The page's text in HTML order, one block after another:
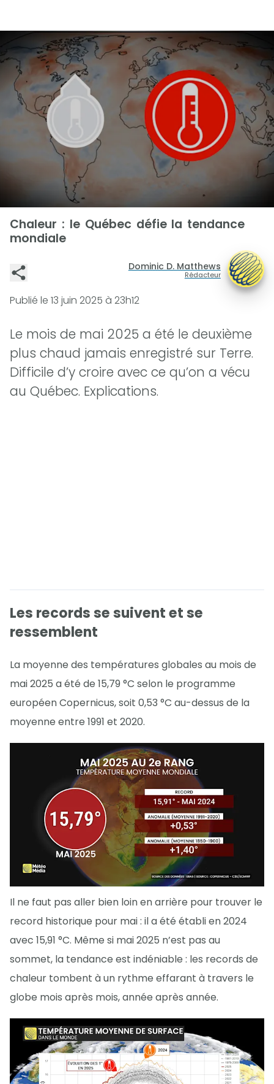
Chaleur : le Québec défie la tendance
mondiale
Dominic D. Matthews
Rédacteur
Publié le 13 juin 2025 à 23h12
Le mois de mai 2025 a été le deuxième
plus chaud jamais enregistré sur Terre.
Difficile d’y croire avec ce qu’on a vécu
au Québec. Explications.
Les records se suivent et se
ressemblent
La moyenne des températures globales au mois de
mai 2025 a été de 15,79 °C selon le programme
européen Copernicus, soit 0,53 °C au-dessus de la
moyenne entre 1991 et 2020.
Il ne faut pas aller bien loin en arrière pour trouver le
record historique pour mai : il a été établi en 2024
avec 15,91 °C. Même si mai 2025 n’est pas au
sommet, la tendance est indéniable : les records de
chaleur tombent à un rythme effarant à travers le
globe mois après mois, année après année.